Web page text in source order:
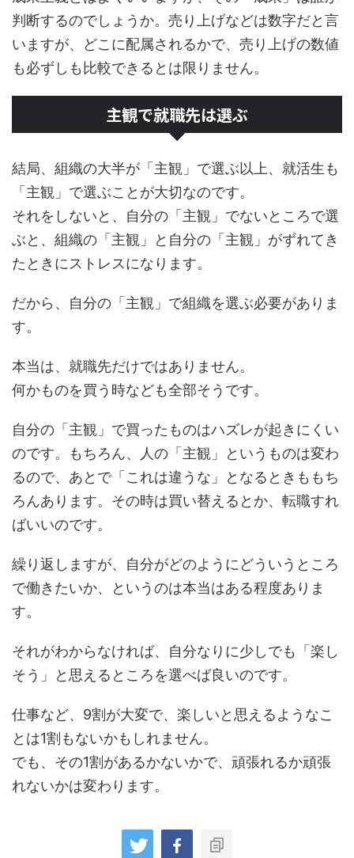
判断するのでしょうか。売り上げなどは数字だと言
いますが、どこに配属されるかで、売り上げの数値
も必ずしも比較できるとは限りません。
主観で就職先は選ぶ
結局、組織の大半が「主観」で選ぶ以上、就活生も
「主観」で選ぶことが大切なのです。
それをしないと、自分の「主観」でないところで選
ぶと、組織の「主観」と自分の「主観」がずれてき
たときにストレスになります。
だから、自分の「主観」で組織を選ぶ必要がありま
す。
本当は、就職先だけではありません。
何かものを買う時なども全部そうです。
自分の「主観」で買ったものはハズレが起きにくい
のです。もちろん、人の「主観」というものは変わ
るので、あとで「これは違うな」となるときももち
ろんあります。その時は買い替えるとか、転職すれ
ばいいのです。
繰り返しますが、自分がどのようにどういうところ
で働きたいか、というのは本当はある程度ありま
す。
それがわからなければ、自分なりに少しでも「楽し
そう」と思えるところを選べば良いのです。
仕事など、9割が大変で、楽しいと思えるようなこ
とは1割もないかもしれません。
でも、その1割があるかないかで、頑張れるか頑張
れないかは変わります。